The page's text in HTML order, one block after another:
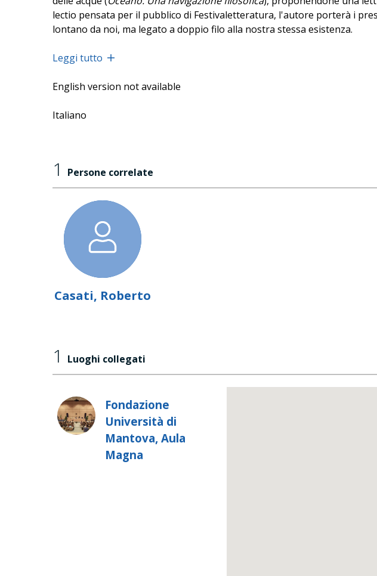
lectio pensata per il pubblico di Festivaletteratura, l'autore porterà i
lontano da noi, ma legato a doppio filo alla nostra stessa esistenza.
Leggi tutto
English version not available
Italiano
1 Persone correlate
Casati, Roberto
1 Luoghi collegati
Fondazione
Università di
Mantova, Aula
Magna